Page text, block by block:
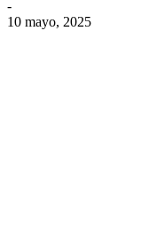
-
10 mayo, 2025